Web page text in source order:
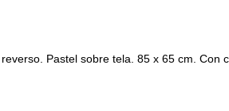
Pastel sobre tela. 85 x 65 cm. Con